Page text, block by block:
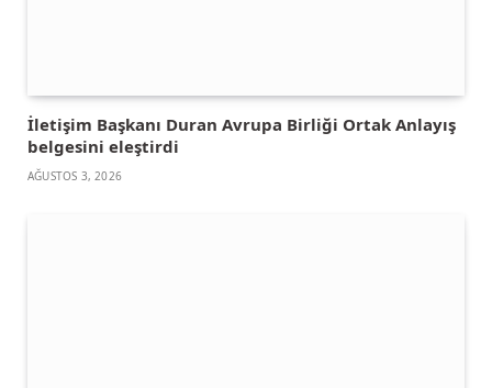
İletişim Başkanı Duran Avrupa Birliği Ortak Anlayış
belgesini eleştirdi
AĞUSTOS 3, 2026